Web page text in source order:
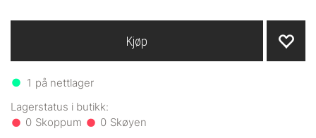
1 på nettlager
0 0
Kjøp